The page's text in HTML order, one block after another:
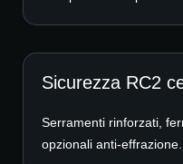
Sicurezza RC2
Serramenti rinforzati,
opzionali anti-effrazione.